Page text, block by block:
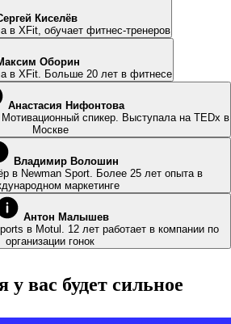
Киселёв
в XFit, обучает фитнес-тренеров
Оборин
в XFit. Больше 20 лет в фитнесе
Анастасия Нифонтова
спикер. Выступала на TEDx в
Москве
Владимир Волошин
в Newman Sport. Более 25 лет опыта в
маркетинге
Антон Малышев
в Motul. 12 лет работает в компании по
организации гонок
у вас будет сильное